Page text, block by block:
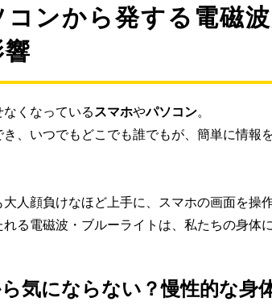
ンから発する電磁
くなっているスマホやパソコン。
、いつでもどこでも誰でもが、簡単に情報
人顔負けなほど上手に、スマホの画面を操
る電磁波・ブルーライトは、私たちの身体
気にならない？慢性的な身